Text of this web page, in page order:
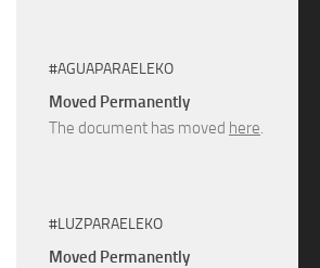
#AGUAPARAELEKO
Moved Permanently
The document has moved here.
#LUZPARAELEKO
Moved Permanently